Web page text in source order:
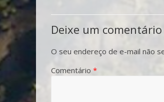
Deixe um comentário
O seu endereço de e-mail não
Comentário *